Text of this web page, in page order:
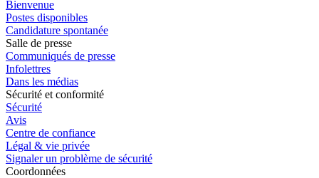
Bienvenue
Postes disponibles
Candidature spontanée
Salle de presse
Communiqués de presse
Infolettres
Dans les médias
Sécurité et conformité
Sécurité
Avis
Centre de confiance
Légal & vie privée
Signaler un problème de sécurité
Coordonnées